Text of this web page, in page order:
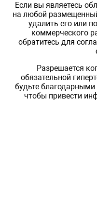
Если вы являетесь
на любой
удалить его или
коммерческого
обратитесь для
Разрешается
обязательной
будьте
чтобы привести